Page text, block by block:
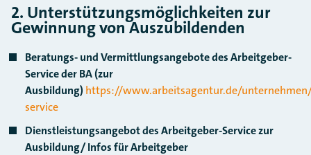
2. Unterstützungsmöglichkeiten zur
Gewinnung von Auszubildenden
Beratungs- und Vermittlungsangebote des Arbeitgeber-
Service der BA (zur
Ausbildung) https://www.arbeitsagentur.de/
service
Dienstleistungsangebot des Arbeitgeber-Service zur
Ausbildung/ Infos für Arbeitgeber